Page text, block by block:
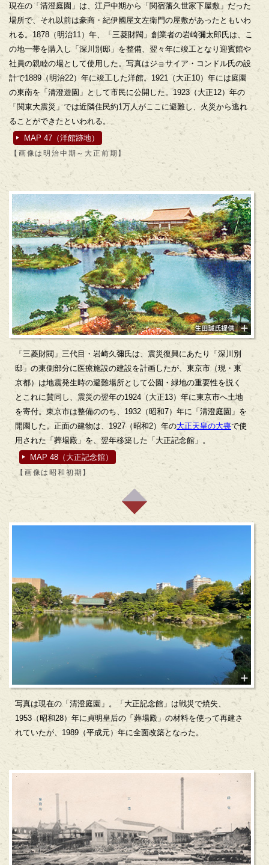
現在の「清澄庭園」は、江戸中期から「関宿藩久世家下屋敷」だった
場所で、それ以前は豪商・紀伊國屋文左衛門の屋敷があったともいわ
れる。1878（明治11）年、「三菱財閥」創業者の岩崎彌太郎氏は、こ
の地一帯を購入し「深川別邸」を整備、翌々年に竣工となり迎賓館や
社員の親睦の場として使用した。写真はジョサイア・コンドル氏の設
計で1889（明治22）年に竣工した洋館。1921（大正10）年には庭園
の東南を「清澄遊園」として市民に公開した。1923（大正12）年の
「関東大震災」では近隣住民約1万人がここに避難し、火災から逃れ
ることができたといわれる。
MAP 47（洋館跡地）
【画像は明治中期～大正前期】
「三菱財閥」三代目・岩崎久彌氏は、震災復興にあたり「深川別
邸」の東側部分に医療施設の建設を計画したが、東京市（現・東
京都）は地震発生時の避難場所として公園・緑地の重要性を説く
とこれに賛同し、震災の翌年の1924（大正13）年に東京市へ土地
を寄付。東京市は整備ののち、1932（昭和7）年に「清澄庭園」を
開園した。正面の建物は、1927（昭和2）年の大正天皇の大喪で使
用された「葬場殿」を、翌年移築した「大正記念館」。
MAP 48（大正記念館）
【画像は昭和初期】
写真は現在の「清澄庭園」。「大正記念館」は戦災で焼失、
1953（昭和28）年に貞明皇后の「葬場殿」の材料を使って再建さ
れていたが、1989（平成元）年に全面改築となった。